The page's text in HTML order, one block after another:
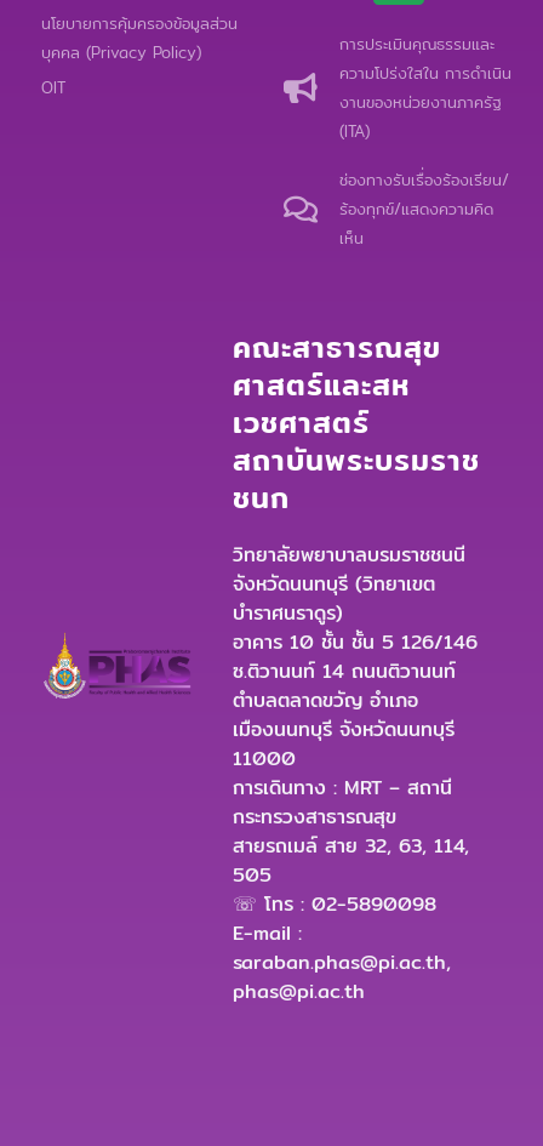
นโยบายการคุ้มครองข้อมูลส่วน
บุคคล (Privacy Policy)
OIT
u
b
e
o
p
e
การประเมินคุณธรรมและ
ความโปร่งใสใน การดำเนิน
งานของหน่วยงานภาครัฐ
(ITA)
ช่องทางรับเรื่องร้องเรียน/
ร้องทุกข์/แสดงความคิด
เห็น
คณะสาธารณสุข
ศาสตร์และสห
เวชศาสตร์
สถาบันพระบรมราช
ชนก
วิทยาลัยพยาบาลบรมราชชนนี
จังหวัดนนทบุรี (วิทยาเขต
บำราศนราดูร)
อาคาร 10 ชั้น ชั้น 5 126/146
ซ.ติวานนท์ 14 ถนนติวานนท์
ตำบลตลาดขวัญ อำเภอ
เมืองนนทบุรี จังหวัดนนทบุรี
11000
การเดินทาง : MRT – สถานี
กระทรวงสาธารณสุข
สายรถเมล์ สาย 32, 63, 114,
505
☏ โทร : 02-5890098
E-mail :
saraban.phas@pi.ac.th,
phas@pi.ac.th